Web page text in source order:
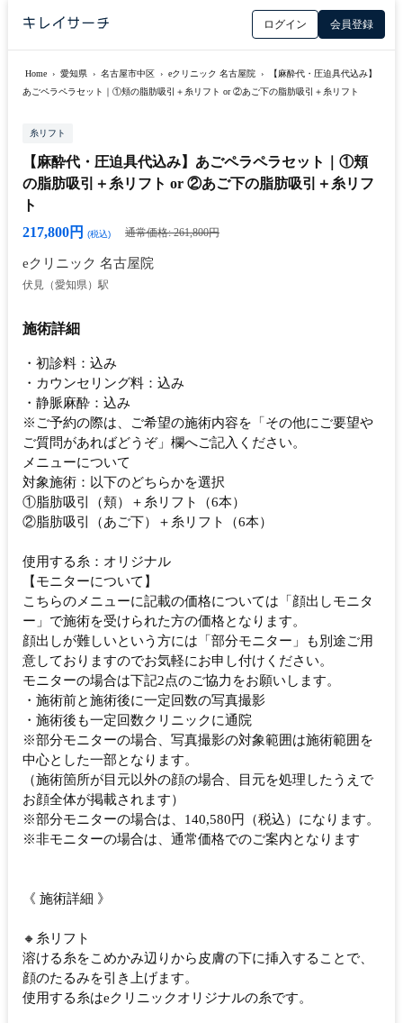
ログイン 会員登録
Home › 愛知県 › 名古屋市中区 › eクリニック 名古屋院 ›
【麻酔代・圧迫具代込み】
あごペラペラセット｜①頬の脂肪吸引＋糸リフト or ②あご下の脂肪吸引＋糸リフト
糸リフト
【麻酔代・圧迫具代込み】あごペラペラセット｜①頬
の脂肪吸引＋糸リフト or ②あご下の脂肪吸引＋糸リフ
ト
217,800円
(税込) 通常価格: 261,800円
eクリニック 名古屋院
伏見（愛知県）駅
施術詳細
・初診料：込み
・カウンセリング料：込み
・静脈麻酔：込み
※ご予約の際は、ご希望の施術内容を「その他にご要望や
ご質問があればどうぞ」欄へご記入ください。
メニューについて
対象施術：以下のどちらかを選択
①脂肪吸引（頬）＋糸リフト（6本）
②脂肪吸引（あご下）＋糸リフト（6本）
使用する糸：オリジナル
【モニターについて】
こちらのメニューに記載の価格については「顔出しモニタ
ー」で施術を受けられた方の価格となります。
顔出しが難しいという方には「部分モニター」も別途ご用
意しておりますのでお気軽にお申し付けください。
モニターの場合は下記2点のご協力をお願いします。
・施術前と施術後に一定回数の写真撮影
・施術後も一定回数クリニックに通院
※部分モニターの場合、写真撮影の対象範囲は施術範囲を
中心とした一部となります。
（施術箇所が目元以外の顔の場合、目元を処理したうえで
お顔全体が掲載されます）
※部分モニターの場合は、140,580円（税込）になります。
※非モニターの場合は、通常価格でのご案内となります
《 施術詳細 》
🔸糸リフト
溶ける糸をこめかみ辺りから皮膚の下に挿入することで、
顔のたるみを引き上げます。
使用する糸はeクリニックオリジナルの糸です。